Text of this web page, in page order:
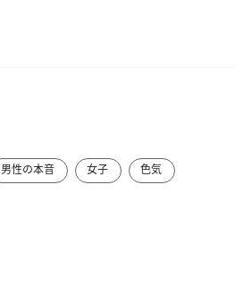
男性の本音 女子
色気